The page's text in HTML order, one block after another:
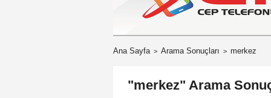
Ana Sayfa Arama Sonuçları merkez
"merkez" Arama